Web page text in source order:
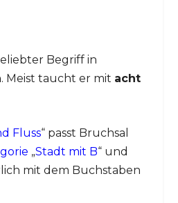
Begriff in
. Meist taucht er mit acht
Fluss“ passt Bruchsal
„Stadt mit B“ und
mit dem Buchstaben